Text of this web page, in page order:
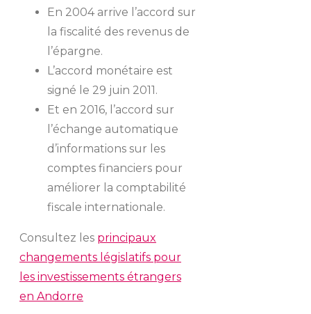
En 2004 arrive l’accord sur
la fiscalité des revenus de
l’épargne.
L’accord monétaire est
signé le 29 juin 2011.
Et en 2016, l’accord sur
l’échange automatique
d’informations sur les
comptes financiers pour
améliorer la comptabilité
fiscale internationale.
Consultez les principaux
changements législatifs pour
les investissements étrangers
en Andorre